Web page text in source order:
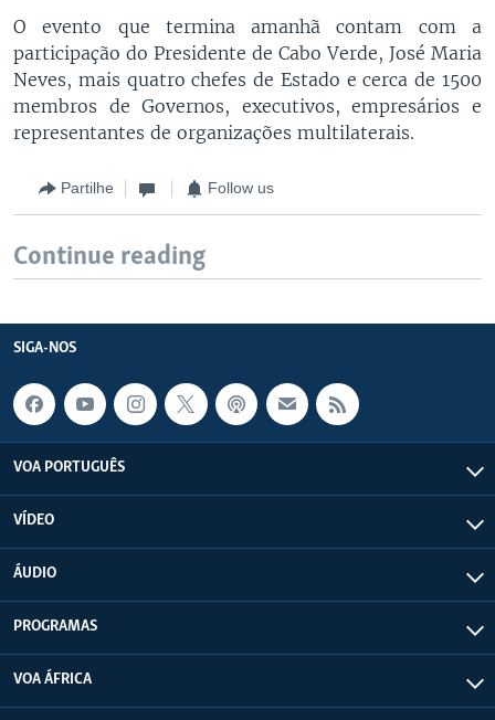
O evento que termina amanhã contam com a
participação do Presidente de Cabo Verde, José Maria
Neves, mais quatro chefes de Estado e cerca de 1500
membros de Governos, executivos, empresários e
representantes de organizações multilaterais.
Partilhe Follow us
Continue reading
SIGA-NOS
VOA PORTUGUÊS
VÍDEO
ÁUDIO
PROGRAMAS
VOA ÁFRICA